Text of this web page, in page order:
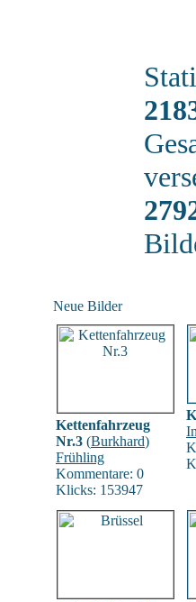
Neue Bilder
Kettenfahrzeug
Nr.3 (Burkhard)
Frühling
Kommentare: 0
Klicks: 153947